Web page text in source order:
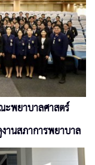
พยาบาลศาสตร์
านสภาการพยาบาล